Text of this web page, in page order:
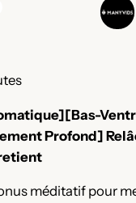
Profond]
méditatif pour